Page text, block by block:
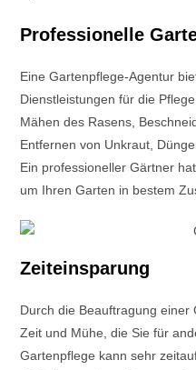
Professionelle
Eine Gartenpflege-Agentur
Dienstleistungen für die
Mähen des Rasens,
Entfernen von Unkraut,
Ein professioneller Gärtner
um Ihren Garten in bestem
Zeiteinsparung
Durch die Beauftragung einer
Zeit und Mühe, die Sie für
Gartenpflege kann sehr